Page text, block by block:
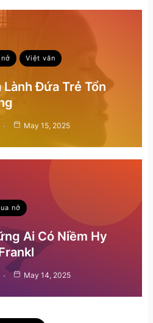
Việt văn
Đứa Trẻ Tổn
May 15, 2025
nở
Ai Có Niềm Hy
May 14, 2025